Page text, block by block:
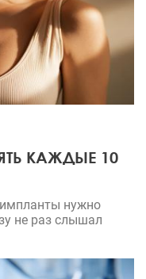
КАЖДЫЕ 10
импланты нужно
не раз слышал